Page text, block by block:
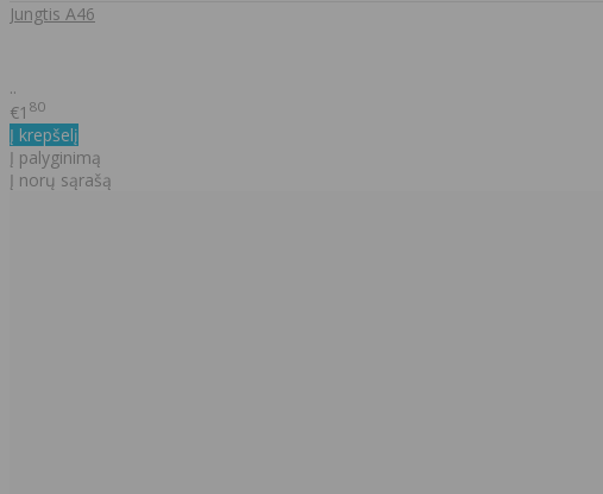
Jungtis A46
..
€1 80
Į krepšelį
Į palyginimą
Į norų sąrašą